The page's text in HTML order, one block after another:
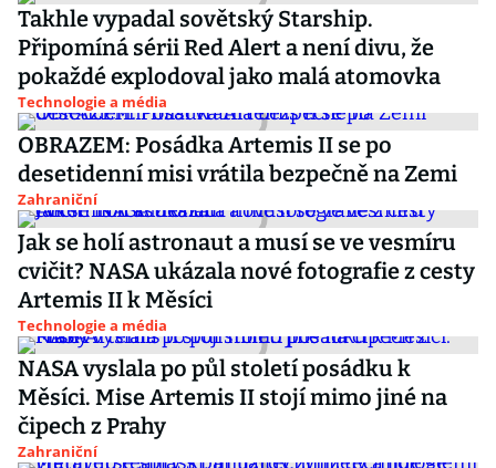
Takhle vypadal sovětský Starship.
Připomíná sérii Red Alert a není divu, že
pokaždé explodoval jako malá atomovka
Technologie a média
OBRAZEM: Posádka Artemis II se po
desetidenní misi vrátila bezpečně na Zemi
Zahraniční
Jak se holí astronaut a musí se ve vesmíru
cvičit? NASA ukázala nové fotografie z cesty
Artemis II k Měsíci
Technologie a média
NASA vyslala po půl století posádku k
Měsíci. Mise Artemis II stojí mimo jiné na
čipech z Prahy
Zahraniční